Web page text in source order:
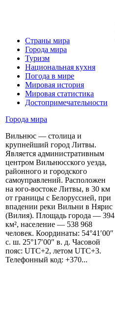
Страны мира
Города мира
Туризм
Национальная кухня
Погода в мире
Мировая история
Мировая статистика
Достопримечательности
Города мира
Вильнюс — столица и
крупнейший город Литвы.
Является административным
центром Вильнюсского уезда,
районного и городского
самоуправлений. Расположен
на юго-востоке Литвы, в 30 км
от границы с Белоруссией, при
впадении реки Вильни в Нярис
(Вилия). Площадь города — 394
км², население — 538 968
человек. Координаты: 54°41′00″
с. ш. 25°17′00″ в. д. Часовой
пояс: UTC+2, летом UTC+3.
Телефонный код: +370...